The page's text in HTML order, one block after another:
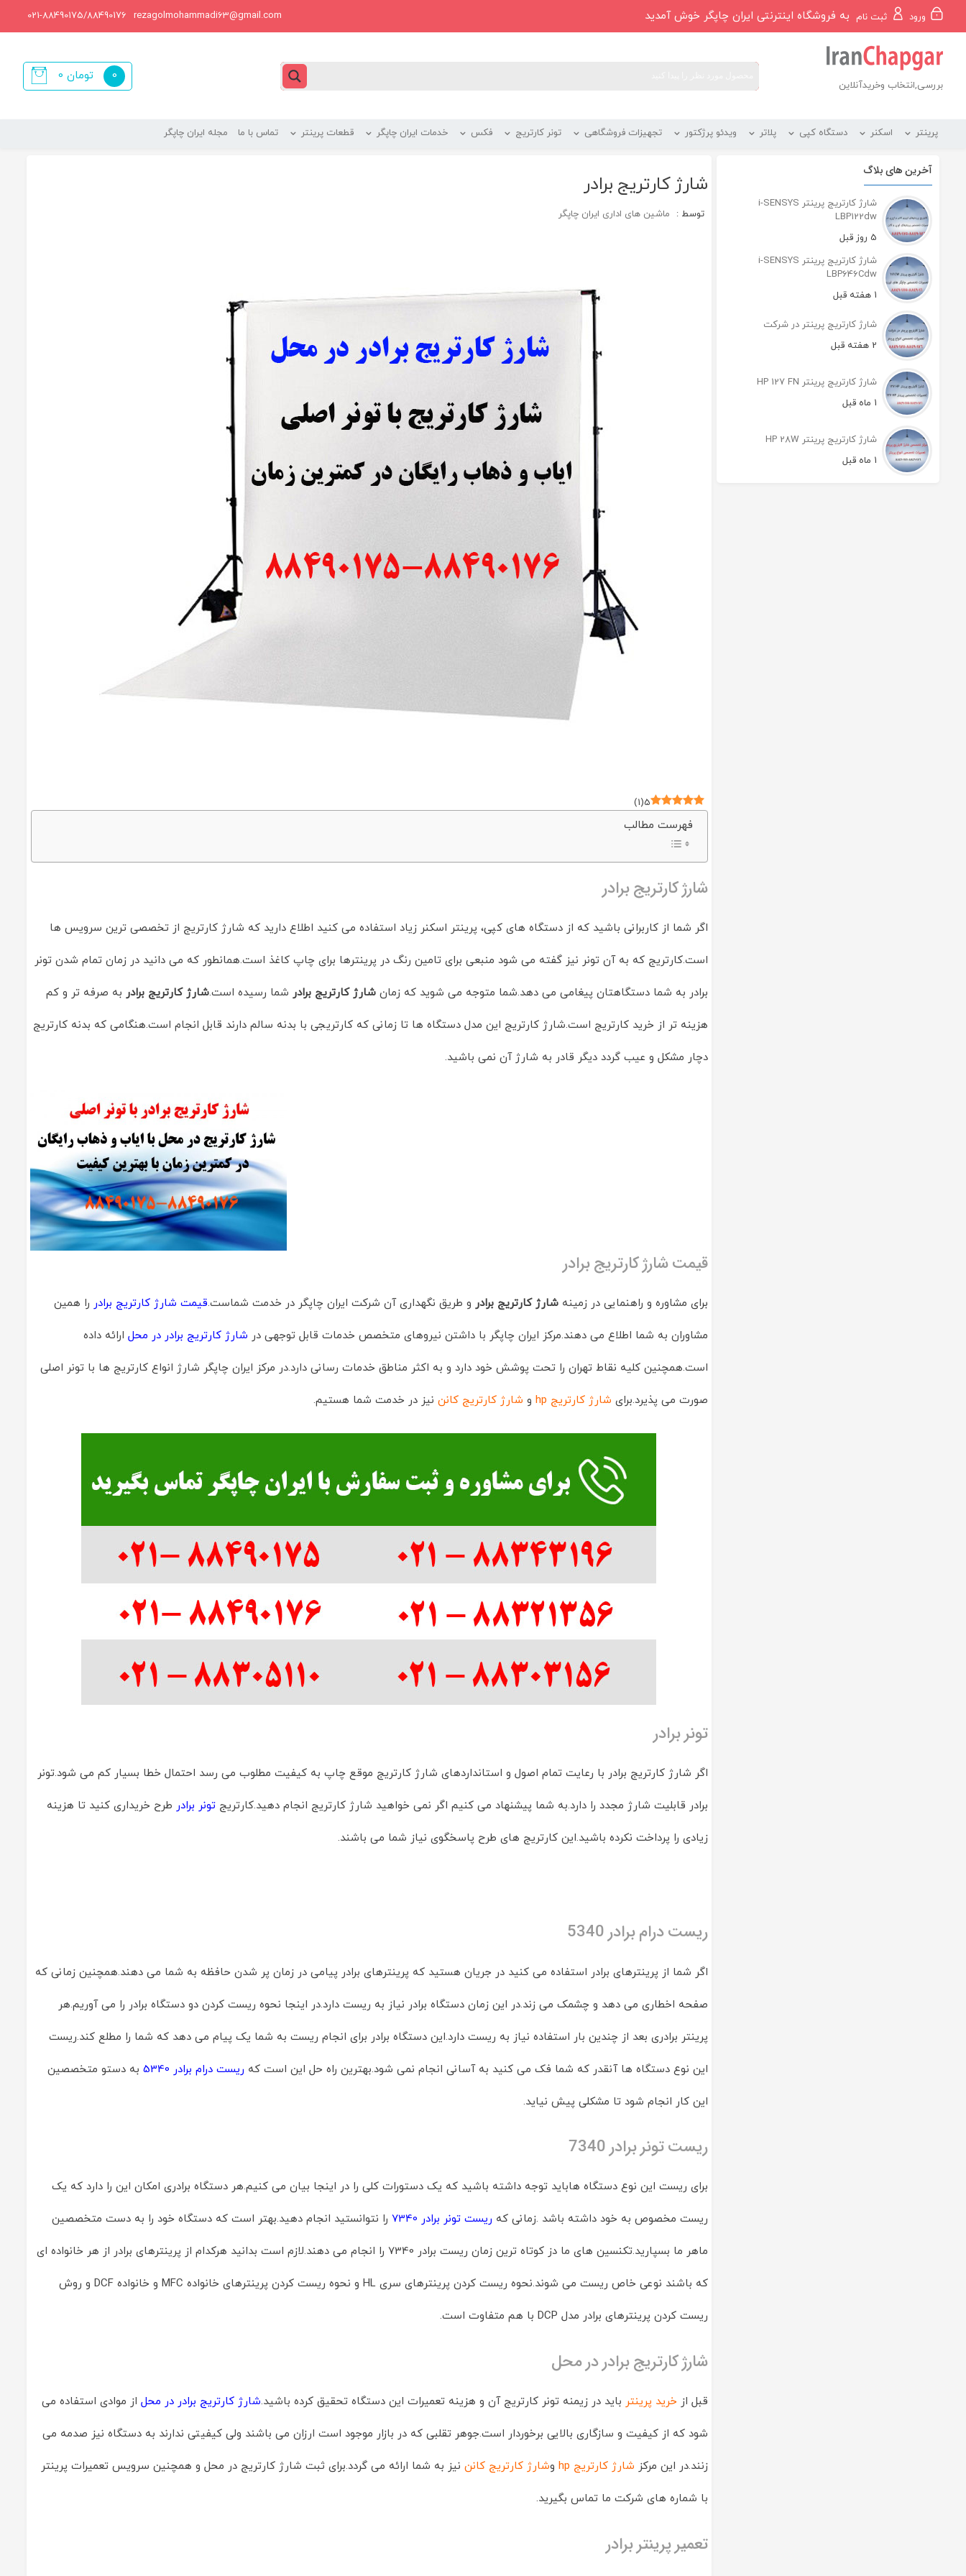
محتوا
ورود ثبت نام به فروشگاه اینترنتی ایران چاپگر خوش آمدید rezagolmohammadi63@gmail.com
021-88490175/88490176
بررسی,انتخاب وخریدآنلاین
0 تومان
0
پرینتر اسکنر دستگاه کپی پلاتر ویدئو پرژکتور تجهیزات فروشگاهی تونر کارتریج فکس خدمات ایران چاپگر قطعات پرینتر تماس با ما مجله ایران چاپگر
شارژ کارتریج برادر
توسط : ماشین های اداری ایران چاپگر
5
(
1
)
فهرست مطالب
شارژ کارتریج برادر
اگر شما از کاربرانی باشید که از دستگاه های کپی، پرینتر اسکنر زیاد استفاده می کنید اطلاع دارید که شارژ کارتریج از تخصصی ترین سرویس ها
است.کارتریج که به آن تونر نیز گفته می شود منبعی برای تامین رنگ در پرینترها برای چاپ کاغذ است.همانطور که می دانید در زمان تمام شدن تونر
برادر به شما دستگاهتان پیغامی می دهد.شما متوجه می شوید که زمانشارژ کارتریج برادر شما رسیده است.شارژ کارتریج برادر به صرفه تر و کم
هزینه تر از خرید کارتریج است.شارژ کارتریج این مدل دستگاه ها تا زمانی که کارتریجی با بدنه سالم دارند قابل انجام است.هنگامی که بدنه کارتریج
دچار مشکل و عیب گردد دیگر قادر به شارژ آن نمی باشید.
قیمت شارژ کارتریج برادر
برای مشاوره و راهنمایی در زمینهشارژ کارتریج برادر و طریق نگهداری آن شرکت ایران چاپگر در خدمت شماست.قیمت شارژ کارتریج برادر را همین
مشاوران به شما اطلاع می دهند.مرکز ایران چاپگر با داشتن نیروهای متخصص خدمات قابل توجهی در شارژ کارتریج برادر در محل ارائه داده
است.همچنین کلیه نقاط تهران را تحت پوشش خود دارد و به اکثر مناطق خدمات رسانی دارد.در مرکز ایران چاپگر شارژ انواع کارتریج ها با تونر اصلی
صورت می پذیرد.برای شارژ کارتریج hp و شارژ کارتریج کانن نیز در خدمت شما هستیم.
تونر برادر
اگر شارژ کارتریج برادر با رعایت تمام اصول و استانداردهای شارژ کارتریج موقع چاپ به کیفیت مطلوب می رسد احتمال خطا بسیار کم می شود.تونر
برادر قابلیت شارژ مجدد را دارد.به شما پیشنهاد می کنیم اگر نمی خواهید شارژ کارتریج انجام دهید.کارتریجتونر برادر طرح خریداری کنید تا هزینه
زیادی را پرداخت نکرده باشید.این کارتریج های طرح پاسخگوی نیاز شما می باشند.
ریست درام برادر 5340
اگر شما از پرینترهای برادر استفاده می کنید در جریان هستید که پرینترهای برادر پیامی در زمان پر شدن حافظه به شما می دهند.همچنین زمانی که
صفحه اخطاری می دهد و چشمک می زند.در این زمان دستگاه برادر نیاز به ریست دارد.در اینجا نحوه ریست کردن دو دستگاه برادر را می آوریم.هر
پرینتر برادری بعد از چندین بار استفاده نیاز به ریست دارد.این دستگاه برادر برای انجام ریست به شما یک پیام می دهد که شما را مطلع کند.ریست
این نوع دستگاه ها آنقدر که شما فک می کنید به آسانی انجام نمی شود.بهترین راه حل این است که ریست درام برادر 5340 به دستو متخصصین
این کار انجام شود تا مشکلی پیش نیاید.
ریست تونر برادر 7340
برای ریست این نوع دستگاه هاباید توجه داشته باشید که یک دستورات کلی را در اینجا بیان می کنیم.هر دستگاه برادری امکان این را دارد که یک
ریست مخصوص به خود داشته باشد .زمانی که ریست تونر برادر 7340 را نتوانستید انجام دهید.بهتر است که دستگاه خود را به دست متخصصین
ماهر ما بسپارید.تکنسین های ما دز کوتاه ترین زمان ریست برادر 7340 را انجام می دهند.لازم است بدانید هرکدام از پرینترهای برادر از هر خانواده ای
که باشند نوعی خاص ریست می شوند.نحوه ریست کردن پرینترهای سری HL و نحوه ریست کردن پرینترهای خانواده MFC و خانواده DCF و روش
ریست کردن پرینترهای برادر مدل DCP با هم متفاوت است.
شارژ کارتریج برادر در محل
قبل ازخرید پرینتر باید در زیمنه تونر کارتریج آن و هزینه تعمیرات این دستگاه تحقیق کرده باشید.شارژ کارتریج برادر در محل از موادی استفاده می
شود که از کیفیت و سازگاری بالایی برخوردار است.جوهر تقلبی که در بازار موجود است ارزان می باشند ولی کیفیتی ندارند به دستگاه نیز صدمه می
زنند.در این مرکز شارژ کارتریج hp وشارژ کارتریج کانن نیز به شما ارائه می گردد.برای ثبت شارژ کارتریج در محل و همچنین سرویس تعمیرات پرینتر
با شماره های شرکت ما تماس بگیرید.
تعمیر پرینتر برادر
آخرین های بلاگ
شارژ کارتریج پرینتر i-SENSYS
LBP122dw
5 روز قبل
شارژ کارتریج پرینتر i-SENSYS
LBP646Cdw
1 هفته قبل
شارژ کارتریج پرینتر در شرکت
2 هفته قبل
شارژ کارتریج پرینتر HP 127 FN
1 ماه قبل
شارژ کارتریج پرینتر HP 28W
1 ماه قبل